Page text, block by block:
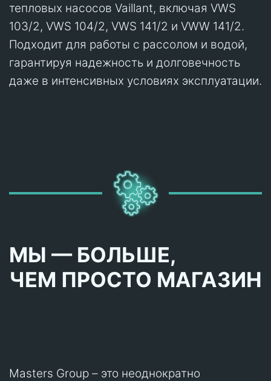
тепловых насосов Vaillant, включая VWS
103/2, VWS 104/2, VWS 141/2 и VWW 141/2.
Подходит для работы с рассолом и водой,
гарантируя надежность и долговечность
даже в интенсивных условиях эксплуатации.
МЫ — БОЛЬШЕ,
ЧЕМ ПРОСТО МАГАЗИН
Masters Group – это неоднократно